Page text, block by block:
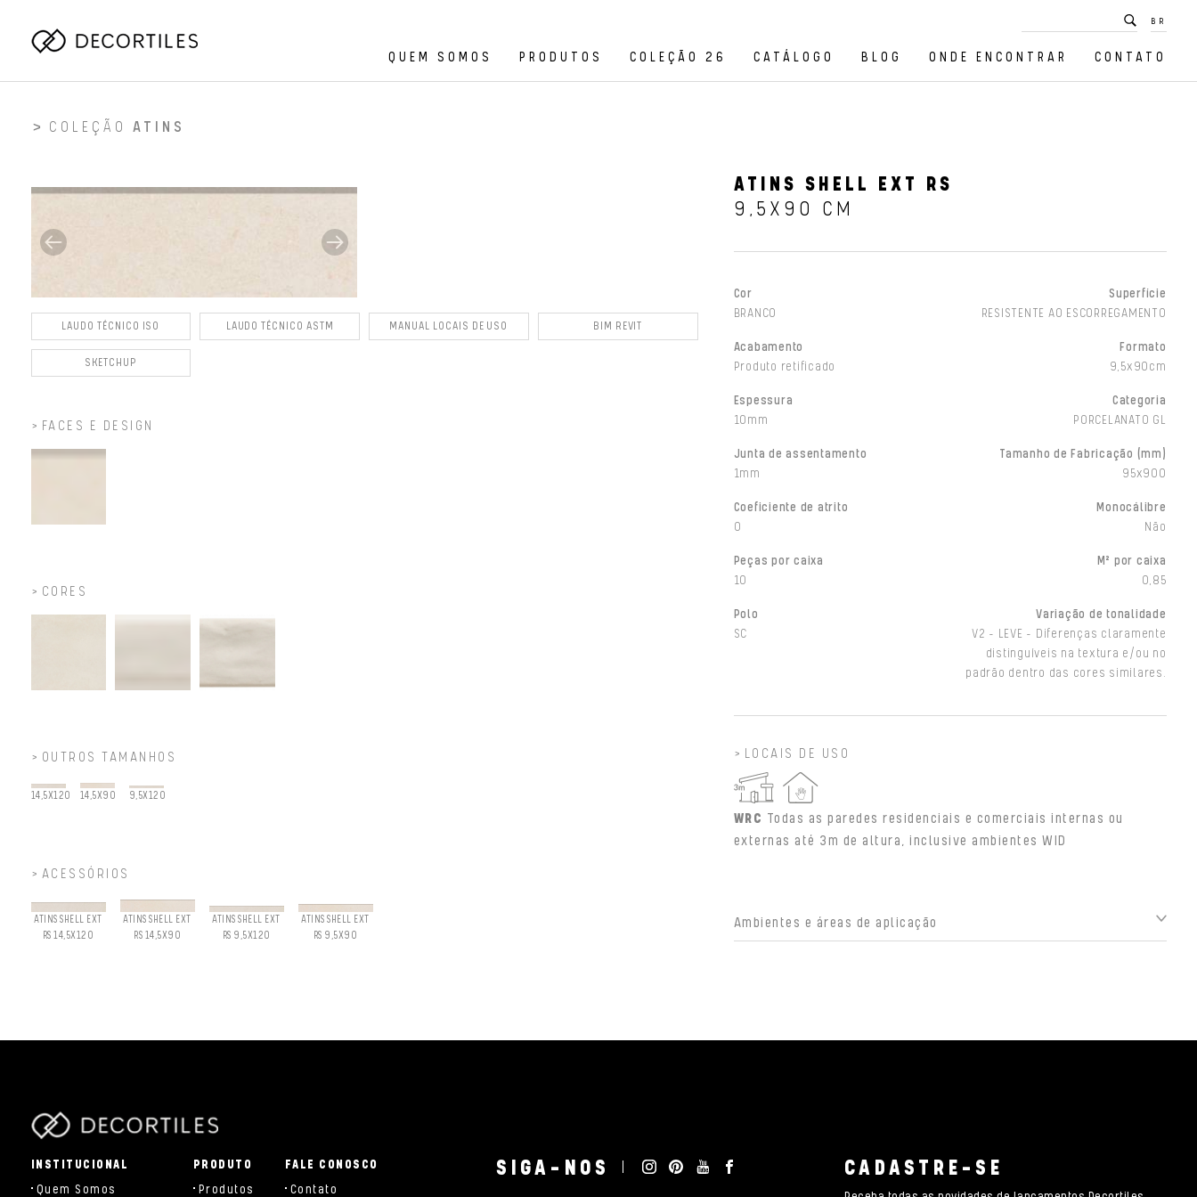
BR
QUEM SOMOS PRODUTOS COLEÇÃO 26 CATÁLOGO BLOG ONDE ENCONTRAR CONTATO
COLEÇÃO ATINS
LAUDO TÉCNICO ISO LAUDO TÉCNICO ASTM MANUAL LOCAIS DE USO BIM REVIT
SKETCHUP
FACES E DESIGN
CORES
OUTROS TAMANHOS
14,5X120 14,5X90 9,5X120
ACESSÓRIOS
ATINS SHELL EXT
RS 14,5X120
ATINS SHELL EXT
RS 14,5X90
ATINS SHELL EXT
RS 9,5X120
ATINS SHELL EXT
RS 9,5X90
ATINS SHELL EXT RS
9,5X90 CM
Cor
BRANCO
Superfície
RESISTENTE AO ESCORREGAMENTO
Acabamento
Produto retificado
Formato
9,5x90cm
Espessura
10mm
Categoria
PORCELANATO GL
Junta de assentamento
1mm
Tamanho de Fabricação (mm)
95x900
Coeficiente de atrito
0
Monocálibre
Não
Peças por caixa
10
M² por caixa
0,85
Polo
SC
Variação de tonalidade
V2 - LEVE - Diferenças claramente
distinguíveis na textura e/ou no
padrão dentro das cores similares.
LOCAIS DE USO
WRC Todas as paredes residenciais e comerciais internas ou
externas até 3m de altura, inclusive ambientes WID
Ambientes e áreas de aplicação
INSTITUCIONAL
Quem Somos
PRODUTO
Produtos
FALE CONOSCO
Contato
SIGA-NOS CADASTRE-SE